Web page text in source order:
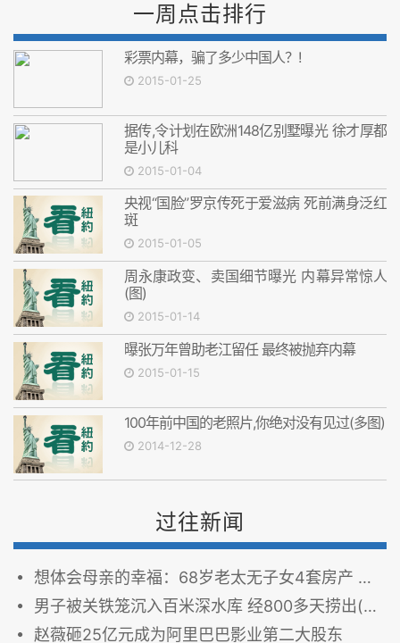
一周点击排行
彩票内幕，骗了多少中国人？!
2015-01-25
据传,令计划在欧洲148亿别墅曝光 徐才厚都
是小儿科
2015-01-04
央视“国脸”罗京传死于爱滋病 死前满身泛红
斑
2015-01-05
周永康政变、卖国细节曝光 内幕异常惊人
(图)
2015-01-14
曝张万年曾助老江留任 最终被抛弃内幕
2015-01-15
100年前中国的老照片,你绝对没有见过(多图)
2014-12-28
过往新闻
想体会母亲的幸福：68岁老太无子女4套房产 贴启事招“女儿”
男子被关铁笼沉入百米深水库 经800多天捞出(图)
赵薇砸25亿元成为阿里巴巴影业第二大股东